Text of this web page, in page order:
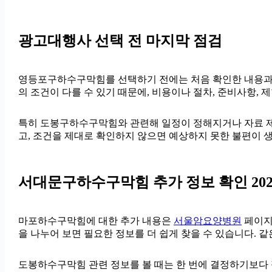
광고대행사 선택 전 마지막 점검
영등포구하수구막힘를 선택하기 전에는 처음 확인한 내용
의 조건이 다를 수 있기 때문에, 비용이나 절차, 준비사항,
특히 도봉구하수구막힘와 관련해 일정이 정해지거나 자료
고, 조건을 제대로 확인하지 않으면 예상하지 못한 불편이
서대문구하수구막힘 추가 정보 확인
마포하수구막힘에 대한 추가 내용은 서울암요양병원 페이
을 나누어 보면 필요한 정보를 더 쉽게 찾을 수 있습니다.
도봉하수구막힘 관련 정보를 볼 때는 한 번에 결정하기보